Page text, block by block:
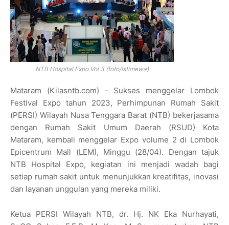
NTB Hospital Expo Vol 3 (foto/istimewa)
Mataram (Kilasntb.com) - Sukses menggelar Lombok
Festival Expo tahun 2023, Perhimpunan Rumah Sakit
(PERSI) Wilayah Nusa Tenggara Barat (NTB) bekerjasama
dengan Rumah Sakit Umum Daerah (RSUD) Kota
Mataram, kembali menggelar Expo volume 2 di Lombok
Epicentrum Mall (LEM), Minggu (28/04). Dengan tajuk
NTB Hospital Expo, kegiatan ini menjadi wadah bagi
setiap rumah sakit untuk menunjukkan kreatifitas, inovasi
dan layanan unggulan yang mereka miliki.
Ketua PERSI Wilayah NTB, dr. Hj. NK Eka Nurhayati,